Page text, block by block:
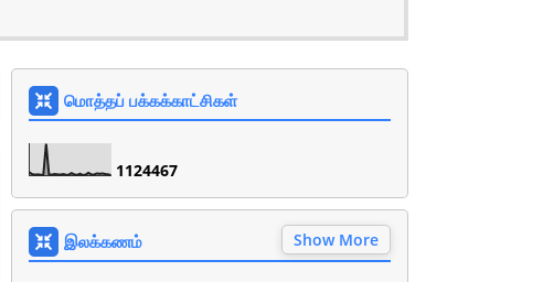
மொத்தப் பக்கக்காட்சிகள்
1124467
இலக்கணம் Show More